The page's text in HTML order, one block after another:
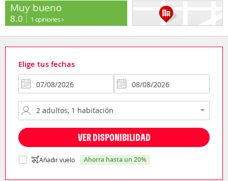
Muy bueno
8.0 1 opiniones
Elige tus fechas
VER DISPONIBILIDAD
Añadir vuelo ahorra hasta un 20%